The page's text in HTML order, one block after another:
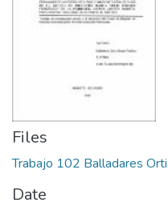
Files
Trabajo 102 Balladares
Date